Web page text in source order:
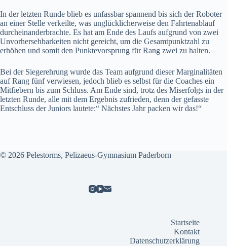
In der letzten Runde blieb es unfassbar spannend bis sich der Roboter
an einer Stelle verkeilte, was unglücklicherweise den Fahrtenablauf
durcheinanderbrachte. Es hat am Ende des Laufs aufgrund von zwei
Unvorhersehbarkeiten nicht gereicht, um die Gesamtpunktzahl zu
erhöhen und somit den Punktevorsprung für Rang zwei zu halten.
Bei der Siegerehrung wurde das Team aufgrund dieser Marginalitäten
auf Rang fünf verwiesen, jedoch blieb es selbst für die Coaches ein
Mitfiebern bis zum Schluss. Am Ende sind, trotz des Miserfolgs in der
letzten Runde, alle mit dem Ergebnis zufrieden, denn der gefasste
Entschluss der Juniors lautete:“ Nächstes Jahr packen wir das!“
© 2026 Pelestorms, Pelizaeus-Gymnasium Paderborn
Startseite
Kontakt
Datenschutzerklärung